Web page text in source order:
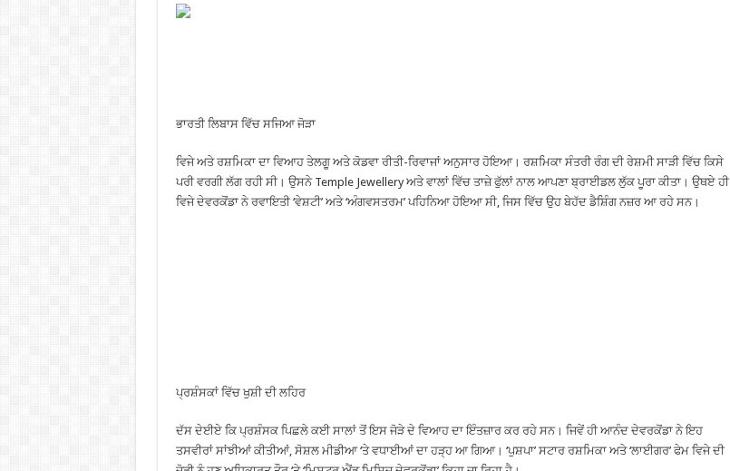
ਭਾਰਤੀ ਲਿਬਾਸ ਵਿੱਚ ਸਜਿਆ ਜੋੜਾ
ਵਿਜੇ ਅਤੇ ਰਸ਼ਮਿਕਾ ਦਾ ਵਿਆਹ ਤੇਲਗੂ ਅਤੇ ਕੋਡਵਾ ਰੀਤੀ-ਰਿਵਾਜਾਂ ਅਨੁਸਾਰ ਹੋਇਆ। ਰਸ਼ਮਿਕਾ ਸੰਤਰੀ ਰੰਗ ਦੀ ਰੇਸ਼ਮੀ ਸਾੜੀ ਵਿੱਚ ਕਿਸੇ
ਪਰੀ ਵਰਗੀ ਲੱਗ ਰਹੀ ਸੀ। ਉਸਨੇ Temple Jewellery ਅਤੇ ਵਾਲਾਂ ਵਿੱਚ ਤਾਜ਼ੇ ਫੁੱਲਾਂ ਨਾਲ ਆਪਣਾ ਬ੍ਰਾਈਡਲ ਲੁੱਕ ਪੂਰਾ ਕੀਤਾ। ਉਥਏ ਹੀ
ਵਿਜੇ ਦੇਵਰਕੋਂਡਾ ਨੇ ਰਵਾਇਤੀ ‘ਵੇਸ਼ਟੀ’ ਅਤੇ ‘ਅੰਗਵਸਤਰਮ’ ਪਹਿਨਿਆ ਹੋਇਆ ਸੀ, ਜਿਸ ਵਿੱਚ ਉਹ ਬੇਹੱਦ ਡੈਸ਼ਿੰਗ ਨਜ਼ਰ ਆ ਰਹੇ ਸਨ।
ਪ੍ਰਸ਼ੰਸਕਾਂ ਵਿੱਚ ਖੁਸ਼ੀ ਦੀ ਲਹਿਰ
ਦੱਸ ਦੇਈਏ ਕਿ ਪ੍ਰਸ਼ੰਸਕ ਪਿਛਲੇ ਕਈ ਸਾਲਾਂ ਤੋਂ ਇਸ ਜੋੜੇ ਦੇ ਵਿਆਹ ਦਾ ਇੰਤਜ਼ਾਰ ਕਰ ਰਹੇ ਸਨ। ਜਿਵੇਂ ਹੀ ਆਨੰਦ ਦੇਵਰਕੋਂਡਾ ਨੇ ਇਹ
ਤਸਵੀਰਾਂ ਸਾਂਝੀਆਂ ਕੀਤੀਆਂ, ਸੋਸ਼ਲ ਮੀਡੀਆ ‘ਤੇ ਵਧਾਈਆਂ ਦਾ ਹੜ੍ਹ ਆ ਗਿਆ। ‘ਪੁਸ਼ਪਾ’ ਸਟਾਰ ਰਸ਼ਮਿਕਾ ਅਤੇ ‘ਲਾਈਗਰ’ ਫੇਮ ਵਿਜੇ ਦੀ